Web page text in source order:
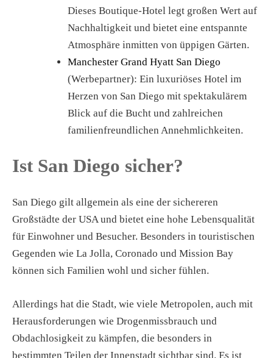
Dieses Boutique-Hotel legt großen Wert auf
Nachhaltigkeit und bietet eine entspannte
Atmosphäre inmitten von üppigen Gärten.
Manchester Grand Hyatt San Diego
(Werbepartner): Ein luxuriöses Hotel im
Herzen von San Diego mit spektakulärem
Blick auf die Bucht und zahlreichen
familienfreundlichen Annehmlichkeiten.
Ist San Diego sicher?
San Diego gilt allgemein als eine der sichereren
Großstädte der USA und bietet eine hohe Lebensqualität
für Einwohner und Besucher. Besonders in touristischen
Gegenden wie La Jolla, Coronado und Mission Bay
können sich Familien wohl und sicher fühlen.
Allerdings hat die Stadt, wie viele Metropolen, auch mit
Herausforderungen wie Drogenmissbrauch und
Obdachlosigkeit zu kämpfen, die besonders in
bestimmten Teilen der Innenstadt sichtbar sind. Es ist